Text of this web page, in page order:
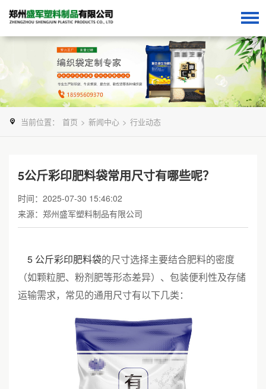
当前位置： 首页 > 新闻中心 > 行业动态
5公斤彩印肥料袋常用尺寸有哪些呢？
时间：2025-07-30 15:46:02
来源：郑州盛军塑料制品有限公司
5 公斤彩印肥料袋的尺寸选择主要结合肥料的密度
（如颗粒肥、粉剂肥等形态差异）、包装便利性及存储
运输需求，常见的通用尺寸有以下几类：